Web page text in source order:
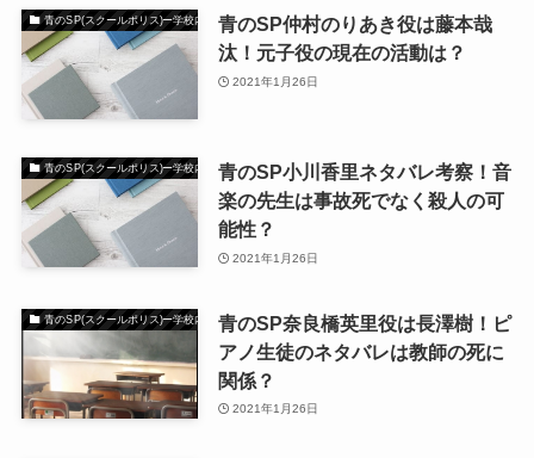
青のSP(スクールポリス)ー学校内警察・嶋田隆平青のSP仲村のりあき役は藤本哉
汰！元子役の現在の活動は？
2021年1月26日
青のSP(スクールポリス)ー学校内警察・嶋田隆平青のSP小川香里ネタバレ考察！音
楽の先生は事故死でなく殺人の可
能性？
2021年1月26日
青のSP(スクールポリス)ー学校内警察・嶋田隆平青のSP奈良橋英里役は長澤樹！ピ
アノ生徒のネタバレは教師の死に
関係？
2021年1月26日